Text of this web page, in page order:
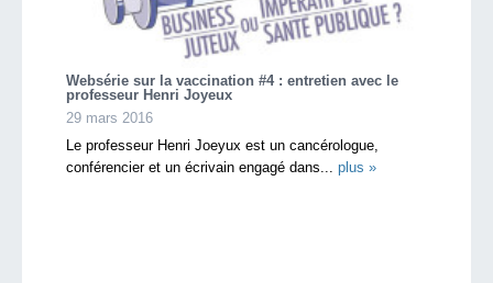
Websérie sur la vaccination #4 : entretien avec le
professeur Henri Joyeux
29 mars 2016
Le professeur Henri Joeyux est un cancérologue,
conférencier et un écrivain engagé dans... plus »